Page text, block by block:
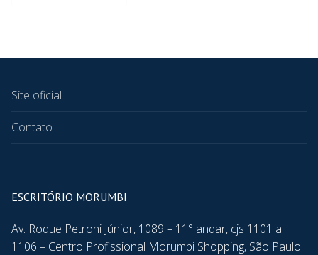
Site oficial
Contato
ESCRITÓRIO MORUMBI
Av. Roque Petroni Júnior, 1089 – 11° andar, cjs 1101 a
1106 – Centro Profissional Morumbi Shopping, São Paulo